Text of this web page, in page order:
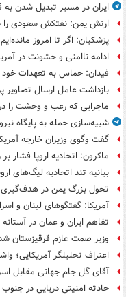
ایران در مسیر تبدیل شدن
ارتش یمن: نفتکش سعودی را
پزشکیان: اگر تا امروز
ادامه ناامنی و خشونت در
فیدان: حماس به تعهدات خود
بازداشت عامل ارسال
ماجرایی که رعب و وحشت را
شبیه‌سازی حمله به پایگاه
گفت وگوی وزیران خارجه
ماکرون: اتحادیه اروپا فشار
بیانیه تند اتحادیه لیگ‌های
تحول بزرگ یمن در
آمریکا: گفتگوهای لبنان و
تفاهم ایران و عمان در
وزیر صمت عازم قرقیزستان
اعتراف تحلیلگر آمریکایی؛
آقای گل جام جهانی مقابل
حادثه امنیتی دریایی در